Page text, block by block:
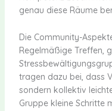
genau diese Räume
Die Community-
Regelmäßige Treffen,
tragen dazu bei, dass
sondern kollektiv
Gruppe kleine Schritte